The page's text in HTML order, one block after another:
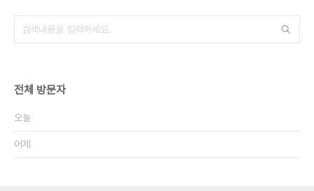
전체 방문자
오늘
어제